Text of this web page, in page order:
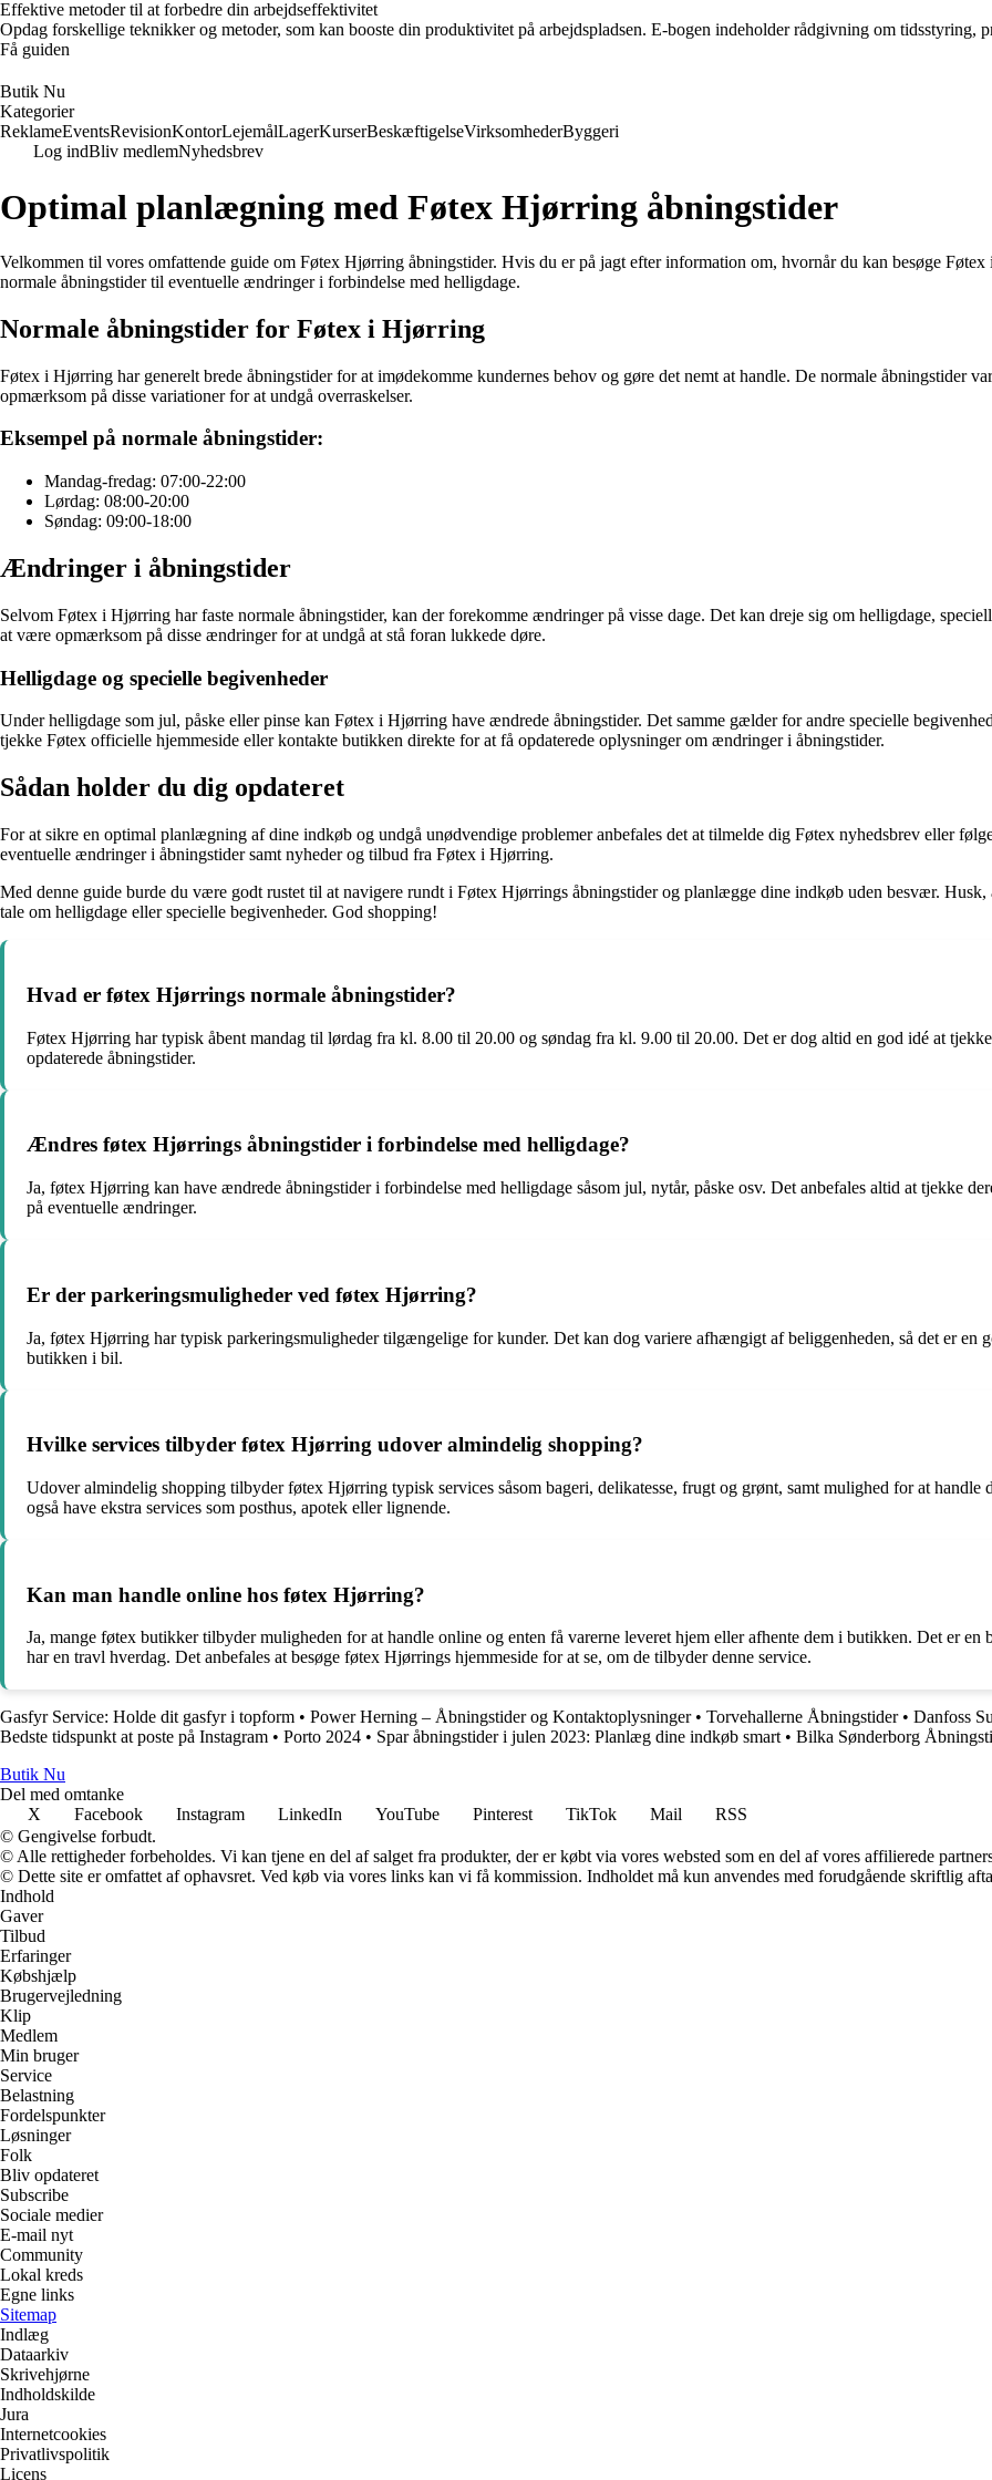
Effektive metoder til at forbedre din arbejdseffektivitet
Opdag forskellige teknikker og metoder, som kan booste din produktivitet på arbejdspladsen. E-bogen indeholder rådgivning om tidsstyring,
Få guiden
Butik Nu
Kategorier
ReklameEventsRevisionKontorLejemålLagerKurserBeskæftigelseVirksomhederByggeri
Log indBliv medlemNyhedsbrev
Optimal planlægning med Føtex Hjørring åbningstider
Velkommen til vores omfattende guide om Føtex Hjørring åbningstider. Hvis du er på jagt efter information om, hvornår du kan besøge
normale åbningstider til eventuelle ændringer i forbindelse med helligdage.
Normale åbningstider for Føtex i Hjørring
Føtex i Hjørring har generelt brede åbningstider for at imødekomme kundernes behov og gøre det nemt at handle. De normale åbningstider
opmærksom på disse variationer for at undgå overraskelser.
Eksempel på normale åbningstider:
Mandag-fredag: 07:00-22:00
Lørdag: 08:00-20:00
Søndag: 09:00-18:00
Ændringer i åbningstider
Selvom Føtex i Hjørring har faste normale åbningstider, kan der forekomme ændringer på visse dage. Det kan dreje sig om helligdage,
at være opmærksom på disse ændringer for at undgå at stå foran lukkede døre.
Helligdage og specielle begivenheder
Under helligdage som jul, påske eller pinse kan Føtex i Hjørring have ændrede åbningstider. Det samme gælder for andre specielle
tjekke Føtex officielle hjemmeside eller kontakte butikken direkte for at få opdaterede oplysninger om ændringer i åbningstider.
Sådan holder du dig opdateret
For at sikre en optimal planlægning af dine indkøb og undgå unødvendige problemer anbefales det at tilmelde dig Føtex nyhedsbrev eller
eventuelle ændringer i åbningstider samt nyheder og tilbud fra Føtex i Hjørring.
Med denne guide burde du være godt rustet til at navigere rundt i Føtex Hjørrings åbningstider og planlægge dine indkøb uden besvær.
tale om helligdage eller specielle begivenheder. God shopping!
Hvad er føtex Hjørrings normale åbningstider?
Føtex Hjørring har typisk åbent mandag til lørdag fra kl. 8.00 til 20.00 og søndag fra kl. 9.00 til 20.00. Det er dog altid en god idé at
opdaterede åbningstider.
Ændres føtex Hjørrings åbningstider i forbindelse med helligdage?
Ja, føtex Hjørring kan have ændrede åbningstider i forbindelse med helligdage såsom jul, nytår, påske osv. Det anbefales altid at tjekke
på eventuelle ændringer.
Er der parkeringsmuligheder ved føtex Hjørring?
Ja, føtex Hjørring har typisk parkeringsmuligheder tilgængelige for kunder. Det kan dog variere afhængigt af beliggenheden, så det er en
butikken i bil.
Hvilke services tilbyder føtex Hjørring udover almindelig shopping?
Udover almindelig shopping tilbyder føtex Hjørring typisk services såsom bageri, delikatesse, frugt og grønt, samt mulighed for at
også have ekstra services som posthus, apotek eller lignende.
Kan man handle online hos føtex Hjørring?
Ja, mange føtex butikker tilbyder muligheden for at handle online og enten få varerne leveret hjem eller afhente dem i butikken. Det er
har en travl hverdag. Det anbefales at besøge føtex Hjørrings hjemmeside for at se, om de tilbyder denne service.
Gasfyr Service: Holde dit gasfyr i topform • Power Herning – Åbningstider og Kontaktoplysninger• Torvehallerne Åbningstider• Danfoss
Bedste tidspunkt at poste på Instagram • Porto 2024 • Spar åbningstider i julen 2023: Planlæg dine indkøb smart • Bilka Sønderborg
Butik Nu
Del med omtanke
X
Facebook Instagram LinkedIn YouTube Pinterest TikTok Mail
RSS
© Gengivelse forbudt.
© Alle rettigheder forbeholdes. Vi kan tjene en del af salget fra produkter, der er købt via vores websted som en del af vores affilierede
© Dette site er omfattet af ophavsret. Ved køb via vores links kan vi få kommission. Indholdet må kun anvendes med forudgående skriftlig
Indhold
Gaver
Tilbud
Erfaringer
Købshjælp
Brugervejledning
Klip
Medlem
Min bruger
Service
Belastning
Fordelspunkter
Løsninger
Folk
Bliv opdateret
Subscribe
Sociale medier
E-mail nyt
Community
Lokal kreds
Egne links
Sitemap
Indlæg
Dataarkiv
Skrivehjørne
Indholdskilde
Jura
Internetcookies
Privatlivspolitik
Licens